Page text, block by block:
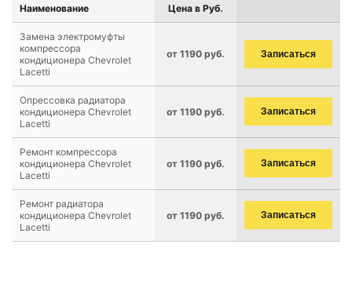
Наименование Цена в Руб.
Замена электромуфты
компрессора
кондиционера Chevrolet
Lacetti
от 1190 руб. Записаться
Опрессовка радиатора
кондиционера Chevrolet
Lacetti
от 1190 руб. Записаться
Ремонт компрессора
кондиционера Chevrolet
Lacetti
от 1190 руб. Записаться
Ремонт радиатора
кондиционера Chevrolet
Lacetti
от 1190 руб. Записаться